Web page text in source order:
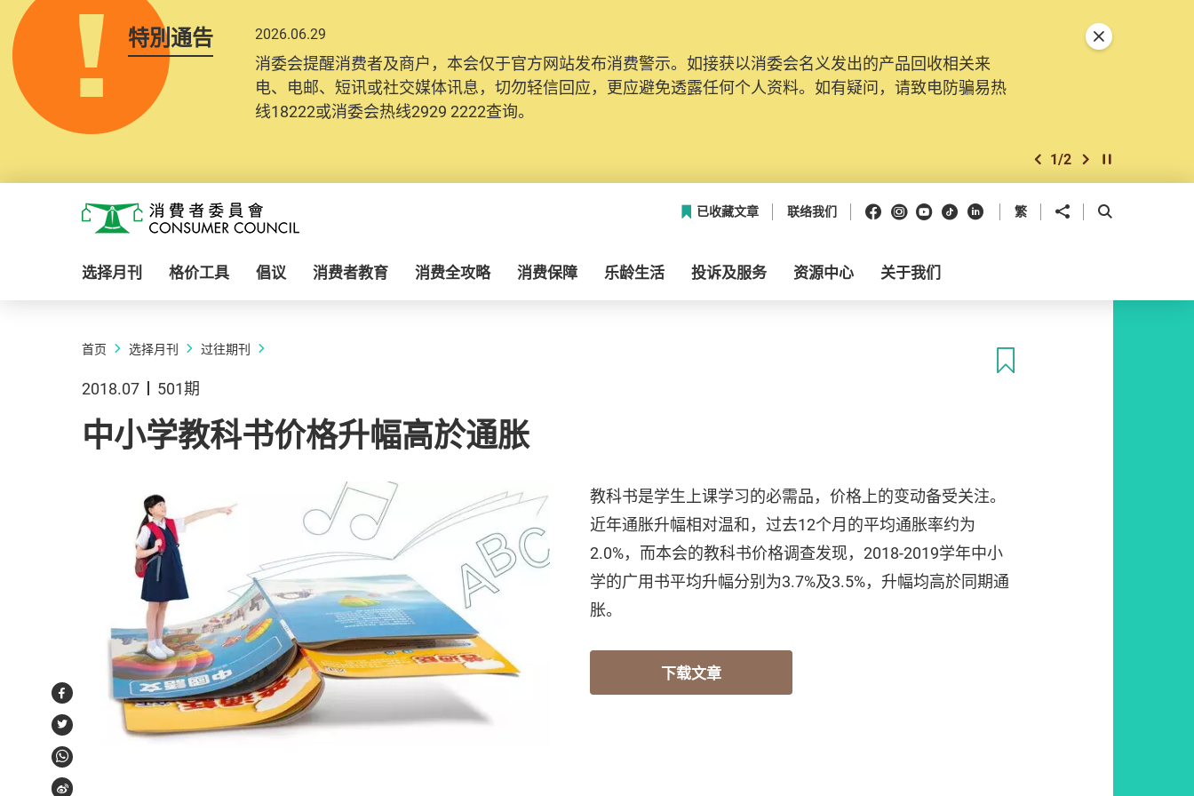
特別通告 2026.06.29
消委会提醒消费者及商户，本会仅于官方网站发布消费警示。如接获以消委会名义发出的产品回收相关来
电、电邮、短讯或社交媒体讯息，切勿轻信回应，更应避免透露任何个人资料。如有疑问，请致电防骗易热
线18222或消委会热线2929 2222查询。
上一个
1/2 下一个开始/暂停幻灯
关闭特別通告
消费者委员会
已收藏文章 联络我们 Facebook
Instagram
Youtube
抖音领英 繁 分享到 开启搜寻框
选择月刊 格价工具 倡议 消费者教育 消费全攻略 消费保障 乐龄生活 投诉及服务 资源中心 关于我们
首页 选择月刊 过往期刊
2018.07 501期
中小学教科书价格升幅高於通胀
教科书是学生上课学习的必需品，价格上的变动备受关注。
近年通胀升幅相对温和，过去12个月的平均通胀率约为
2.0%，而本会的教科书价格调查发现，2018-2019学年中小
学的广用书平均升幅分别为3.7%及3.5%，升幅均高於同期通
胀。
下载文章
Facebook
Twitter
WhatsApp